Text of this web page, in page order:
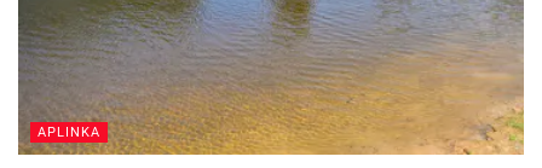
iš Zarasų kilęs istorikas ir archeologas Šarūnas
Subatavičius.
Šaltinis: Zarasų rajono savivaldybė
APLINKA